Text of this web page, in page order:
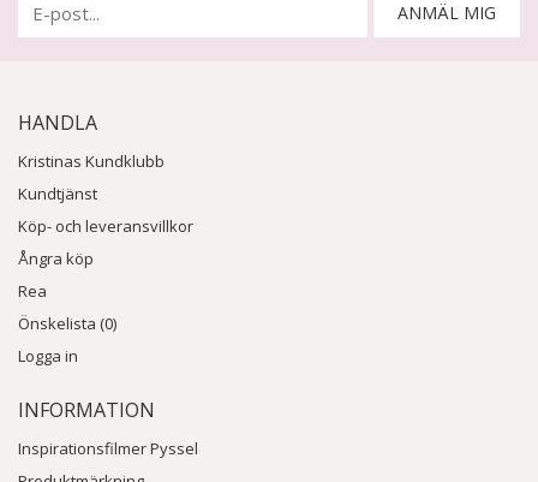
ANMÄL MIG
HANDLA
Kristinas Kundklubb
Kundtjänst
Köp- och leveransvillkor
Ångra köp
Rea
Önskelista (0)
Logga in
INFORMATION
Inspirationsfilmer Pyssel